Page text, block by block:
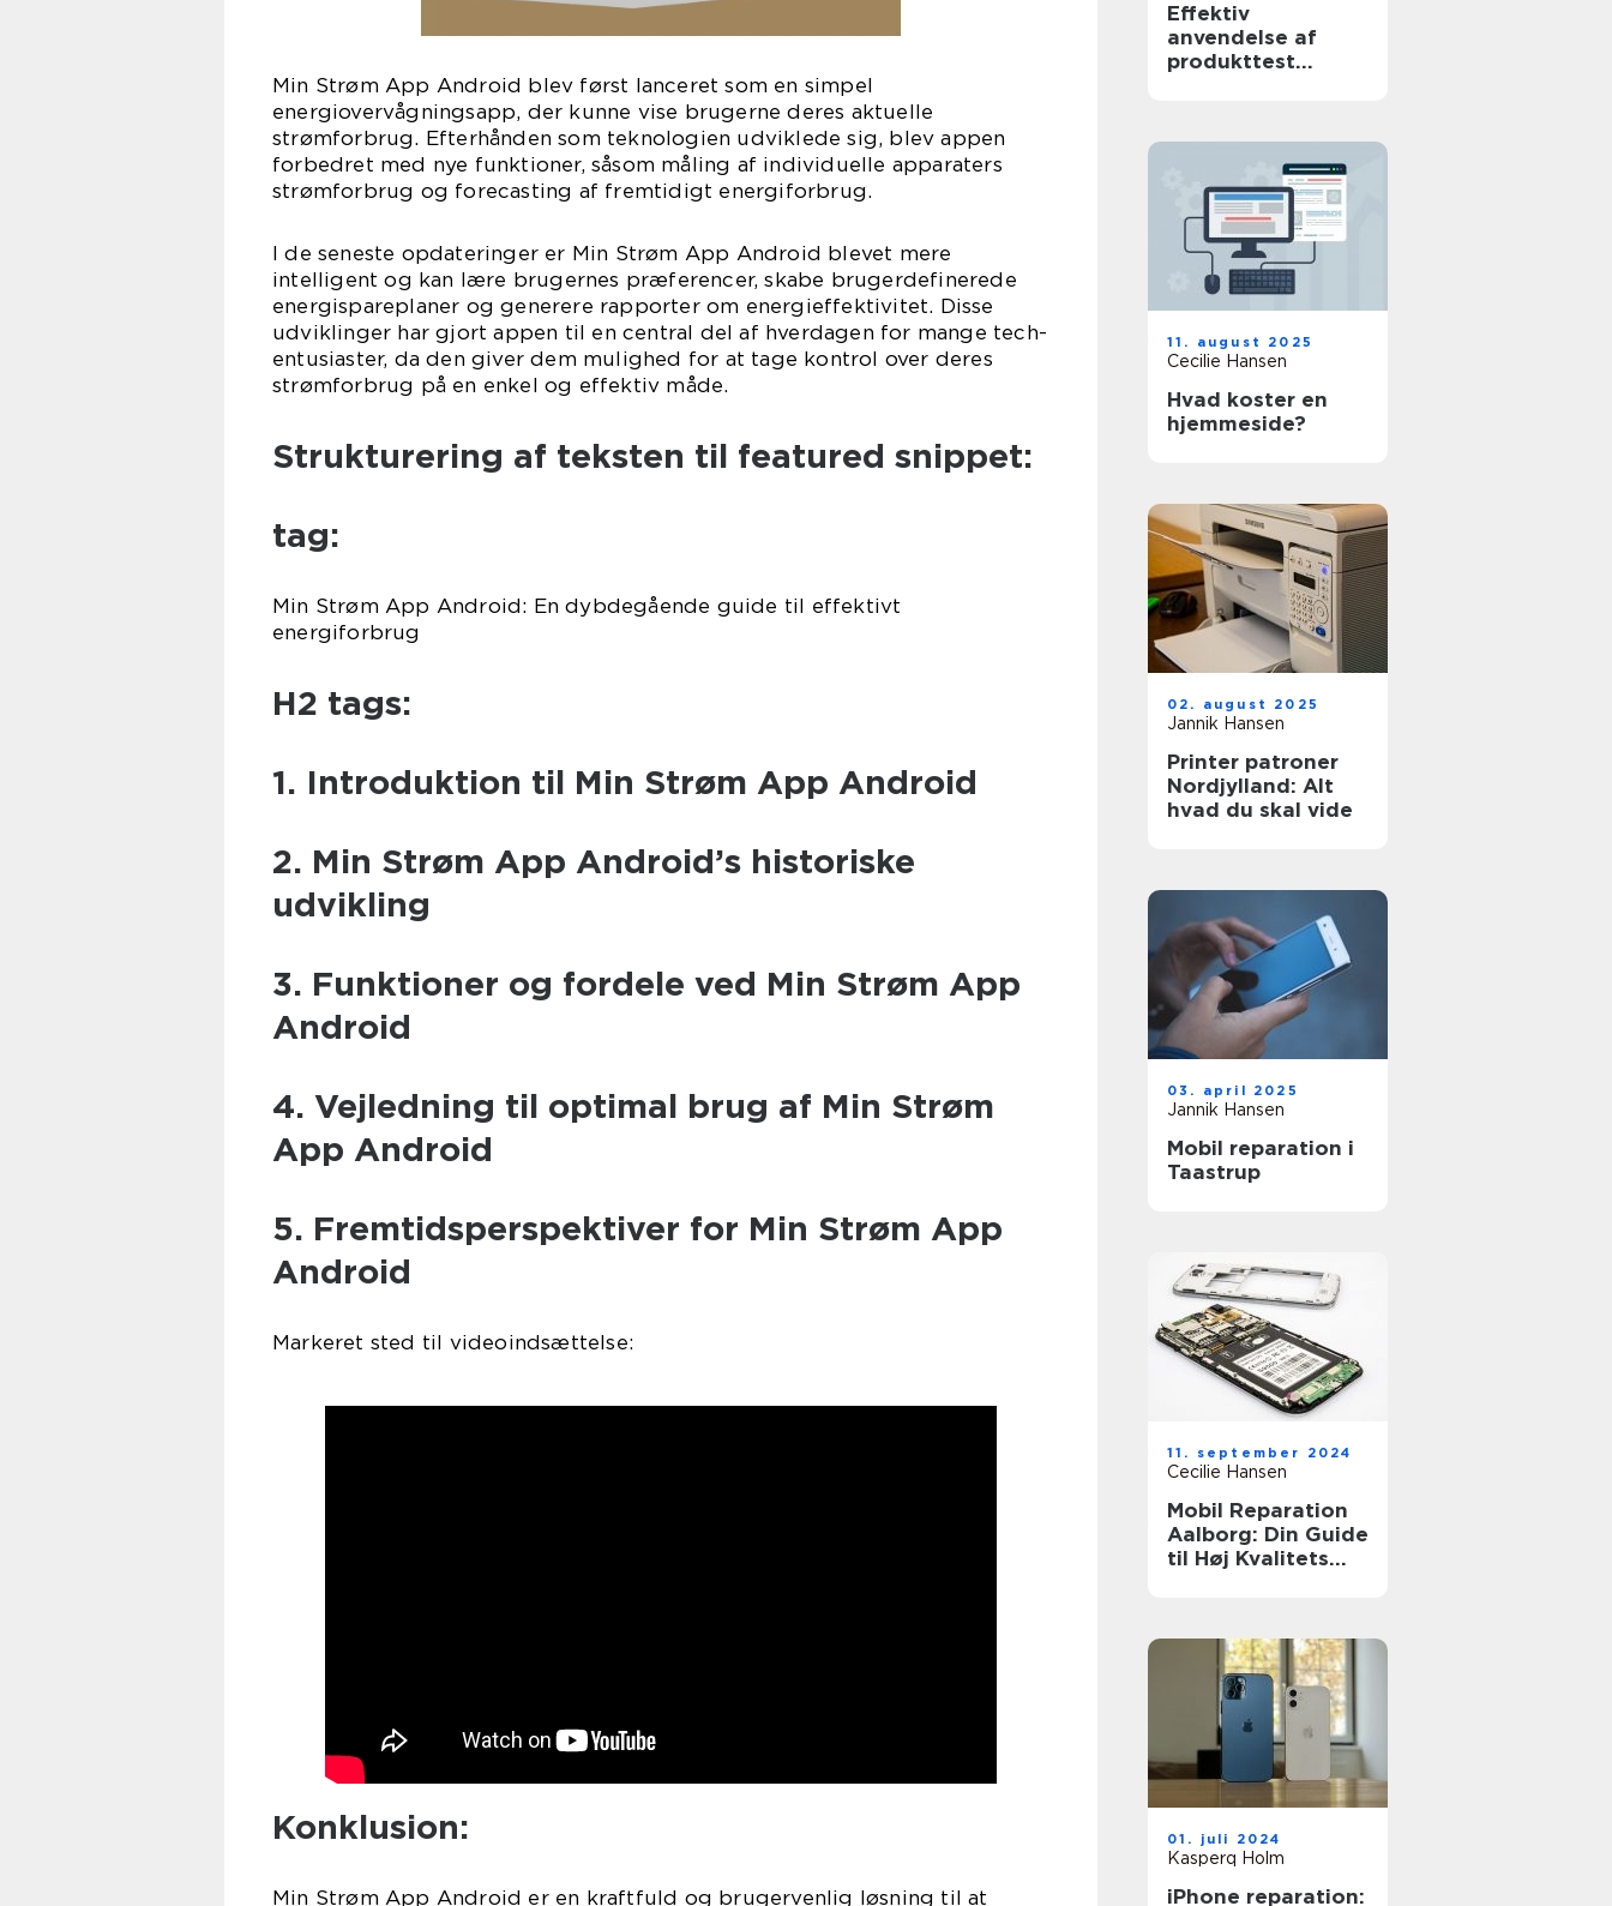
Min Strøm App Android blev først lanceret som en simpel
energiovervågningsapp, der kunne vise brugerne deres aktuelle
strømforbrug. Efterhånden som teknologien udviklede sig, blev appen
forbedret med nye funktioner, såsom måling af individuelle apparaters
strømforbrug og forecasting af fremtidigt energiforbrug.
I de seneste opdateringer er Min Strøm App Android blevet mere
intelligent og kan lære brugernes præferencer, skabe brugerdefinerede
energispareplaner og generere rapporter om energieffektivitet. Disse
udviklinger har gjort appen til en central del af hverdagen for mange tech-
entusiaster, da den giver dem mulighed for at tage kontrol over deres
strømforbrug på en enkel og effektiv måde.
Strukturering af teksten til featured snippet:
tag:
Min Strøm App Android: En dybdegående guide til effektivt
energiforbrug
H2 tags:
1. Introduktion til Min Strøm App Android
2. Min Strøm App Android’s historiske
udvikling
3. Funktioner og fordele ved Min Strøm App
Android
4. Vejledning til optimal brug af Min Strøm
App Android
5. Fremtidsperspektiver for Min Strøm App
Android
Markeret sted til videoindsættelse:
Konklusion:
Min Strøm App Android er en kraftfuld og brugervenlig løsning til at
Effektiv
anvendelse af
produkttest
11. august 2025
Cecilie Hansen
Hvad koster en
hjemmeside?
02. august 2025
Jannik Hansen
Printer patroner
Nordjylland: Alt
hvad du skal vide
03. april 2025
Jannik Hansen
Mobil reparation i
Taastrup
11. september 2024
Cecilie Hansen
Mobil Reparation
Aalborg: Din Guide
til Høj Kvalitets
01. juli 2024
Kasperq Holm
iPhone reparation: